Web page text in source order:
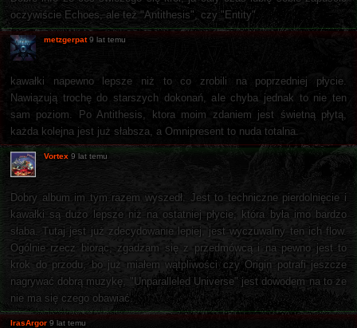
oczywiście Echoes, ale też "Antithesis", czy "Entity".
metzgerpat 9 lat temu
kawałki napewno lepsze niż to co zrobili na poprzedniej płycie.
Nawiązują trochę do starszych dokonań, ale chyba jednak to nie ten
sam poziom. Po Antithesis, ktora moim zdaniem jest świetną płytą,
każda kolejna jest już słabsza, a Omnipresent to nuda totalna.
Vortex 9 lat temu
Dobry album im tym razem wyszedł. Jest to techniczne pierdolnięcie i
kawałki są dużo lepsze niż na ostatniej płycie, która była imo bardzo
słaba. Tutaj jest już zdecydowanie lepiej, jest wyczuwalny ten ich flow.
Ogólnie rzecz biorąc, zgadzam się z przedmówcą i na pewno jest to
krok do przodu, bo już miałem wątpliwości czy Origin potrafi jeszcze
nagrywać dobrą muzykę, "Unparalleled Universe" jest dowodem na to że
nie ma się czego obawiać.
IrasArgor 9 lat temu